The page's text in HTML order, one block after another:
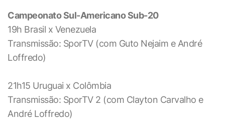
Campeonato Sul-Americano Sub-20
19h Brasil x Venezuela
Transmissão: SporTV (com Guto Nejaim e André
Loffredo)
21h15 Uruguai x Colômbia
Transmissão: SporTV 2 (com Clayton Carvalho e
André Loffredo)